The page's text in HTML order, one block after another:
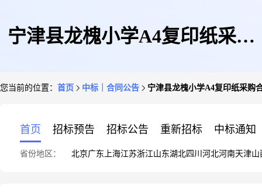
宁津县龙槐小学A4复印纸采购
您当前的位置： 首页 中标｜合同公告 宁津县龙槐小学A4复印纸采购
首页 招标预告 招标公告 重新招标 中标通知
省份地区： 北京广东 上海江苏浙江山东湖北四川 河北河南天津山